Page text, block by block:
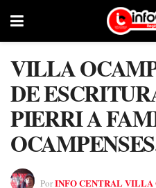
VILLA
DE
PIERRI A
PorINFO CENTRAL VILLA